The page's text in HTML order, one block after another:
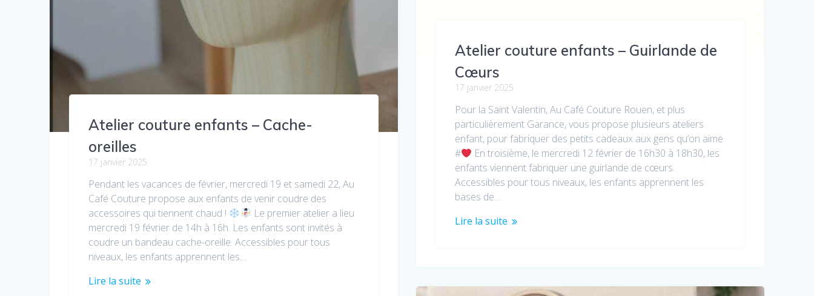
Atelier couture enfants – Cache-
oreilles
17 janvier 2025
Pendant les vacances de février, mercredi 19 et samedi 22, Au
Café Couture propose aux enfants de venir coudre des
accessoires qui tiennent chaud !
Le premier atelier a lieu
mercredi 19 février de 14h à 16h. Les enfants sont invités à
coudre un bandeau cache-oreille. Accessibles pour tous
niveaux, les enfants apprennent les…
Lire la suite
Atelier couture enfants – Guirlande de
Cœurs
17 janvier 2025
Pour la Saint Valentin, Au Café Couture Rouen, et plus
particulièrement Garance, vous propose plusieurs ateliers
enfant, pour fabriquer des petits cadeaux aux gens qu’on aime
#
En troisième, le mercredi 12 février de 16h30 à 18h30, les
enfants viennent fabriquer une guirlande de cœurs.
Accessibles pour tous niveaux, les enfants apprennent les
bases de…
Lire la suite